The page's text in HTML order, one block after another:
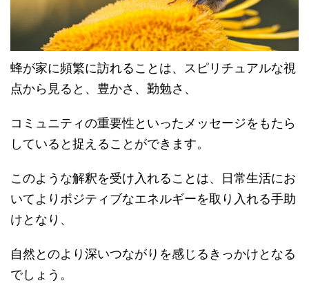
蜂が家に頻繁に訪れることは、スピリチュアルな視
点から見ると、豊かさ、勤勉さ、
コミュニティの重要性といったメッセージをもたら
していると捉えることができます。
このような解釈を受け入れることは、日常生活にお
いてよりポジティブなエネルギーを取り入れる手助
けとなり、
自然とのより深いつながりを感じるきっかけとなる
でしょう。